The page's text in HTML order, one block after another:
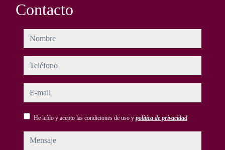
Contacto
nombre
teléfono
e-mail
He leído y acepto las condiciones de uso y política de privacidad
mensaje